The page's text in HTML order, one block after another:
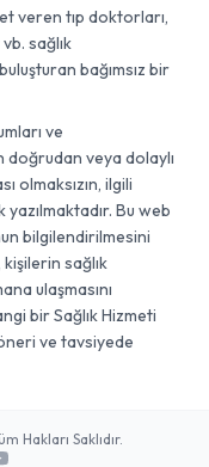
veren tıp doktorları,
sağlık
bağımsız bir
ve
veya dolaylı
olmaksızın, ilgili
Bu web
bilgilendirilmesini
kişilerin sağlık
ulaşmasını
bir Sağlık Hizmeti
ve tavsiyede
Hakları Saklıdır.